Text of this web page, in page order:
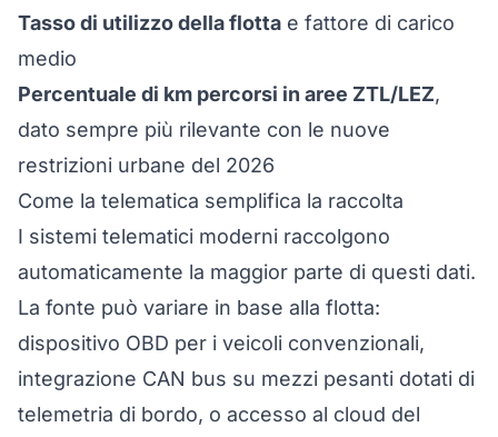
Tasso di utilizzo della flotta e fattore di carico
medio
Percentuale di km percorsi in aree ZTL/LEZ,
dato sempre più rilevante con le nuove
restrizioni urbane del 2026
Come la telematica semplifica la raccolta
I sistemi telematici moderni raccolgono
automaticamente la maggior parte di questi dati.
La fonte può variare in base alla flotta:
dispositivo OBD per i veicoli convenzionali,
integrazione CAN bus su mezzi pesanti dotati di
telemetria di bordo, o accesso al cloud del